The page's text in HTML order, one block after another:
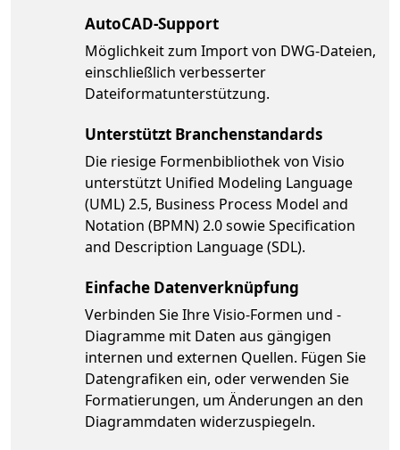
AutoCAD-Support
Möglichkeit zum Import von DWG-Dateien,
einschließlich verbesserter
Dateiformatunterstützung.
Unterstützt Branchenstandards
Die riesige Formenbibliothek von Visio
unterstützt Unified Modeling Language
(UML) 2.5, Business Process Model and
Notation (BPMN) 2.0 sowie Specification
and Description Language (SDL).
Einfache Datenverknüpfung
Verbinden Sie Ihre Visio-Formen und -
Diagramme mit Daten aus gängigen
internen und externen Quellen. Fügen Sie
Datengrafiken ein, oder verwenden Sie
Formatierungen, um Änderungen an den
Diagrammdaten widerzuspiegeln.